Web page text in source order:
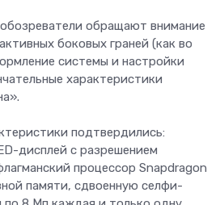
обращают внимание
боковых граней (как во
системы и настройки
характеристики
подтвердились:
дисплей с разрешением
процессор Snapdragon
памяти, сдвоенную селфи-